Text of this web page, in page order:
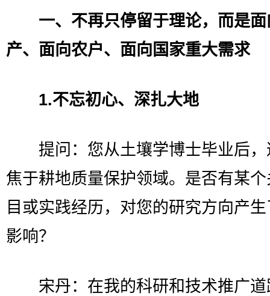
一、 不再只停留于理论，而是
产、面向农户、面向国家重大需求
1.不忘初心、深扎大地
提问：您从土壤学博士毕业后，
焦于耕地质量保护领域。是否有某
目或实践经历，对您的研究方向产
影响？
宋丹：在我的科研和技术推广道